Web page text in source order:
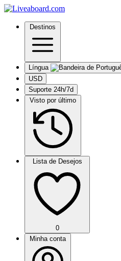
Destinos
Língua
USD
Suporte 24h/7d
Visto por último
Lista de Desejos
0
Minha conta